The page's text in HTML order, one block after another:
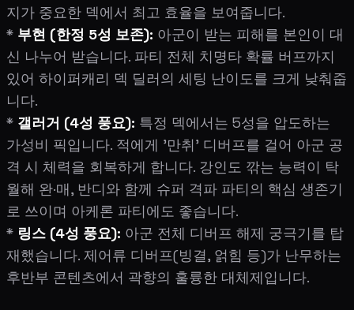
지가 중요한 덱에서 최고 효율을 보여줍니다.
* 부현 (한정 5성 보존): 아군이 받는 피해를 본인이 대
신 나누어 받습니다. 파티 전체 치명타 확률 버프까지
있어 하이퍼캐리 덱 딜러의 세팅 난이도를 크게 낮춰줍
니다.
* 갤러거 (4성 풍요): 특정 덱에서는 5성을 압도하는
가성비 픽입니다. 적에게 '만취' 디버프를 걸어 아군 공
격 시 체력을 회복하게 합니다. 강인도 깎는 능력이 탁
월해 완·매, 반디와 함께 슈퍼 격파 파티의 핵심 생존기
로 쓰이며 아케론 파티에도 좋습니다.
* 링스 (4성 풍요): 아군 전체 디버프 해제 궁극기를 탑
재했습니다. 제어류 디버프(빙결, 얽힘 등)가 난무하는
후반부 콘텐츠에서 곽향의 훌륭한 대체제입니다.